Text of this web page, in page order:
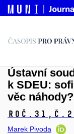
Ústavní
k SDEU:
věc náhody?
Roč.31, č.2
Marek Pivoda